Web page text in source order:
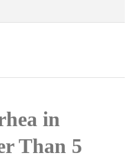
in
Than 5